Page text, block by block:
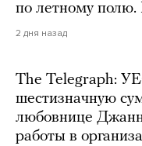
по летному
2 дня назад
The Telegraph:
шестизначную
любовнице
работы в